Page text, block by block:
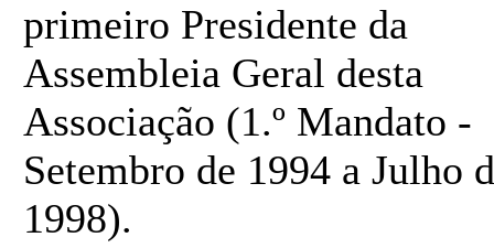
primeiro Presidente da
Assembleia Geral desta
Associação (1.º Mandato -
Setembro de 1994 a Julho
1998).